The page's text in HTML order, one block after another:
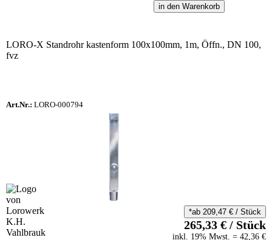
in den Warenkorb
LORO-X Standrohr kastenform 100x100mm, 1m, Öffn., DN 100,
fvz
Art.Nr.: LORO-000794
*ab 209,47 €/ Stück
265,33 €/ Stück
inkl. 19% Mwst. = 42,36 €